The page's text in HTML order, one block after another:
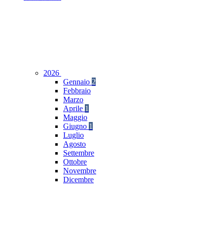
2026
Gennaio 2
Febbraio
Marzo
Aprile 1
Maggio
Giugno 1
Luglio
Agosto
Settembre
Ottobre
Novembre
Dicembre